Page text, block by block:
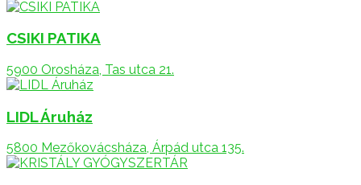
CSIKI PATIKA
5900 Orosháza, Tas utca 21.
LIDL Áruház
5800 Mezőkovácsháza, Árpád utca 135.